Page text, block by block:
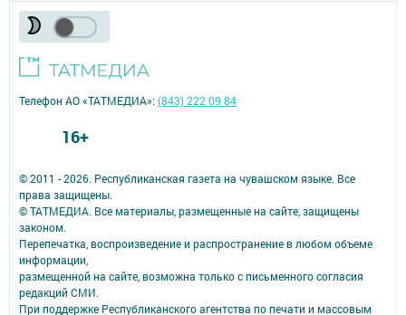
© 2011 - 2026. Республиканская газета на чувашском языке. Все
права защищены.
© ТАТМЕДИА. Все материалы, размещенные на сайте, защищены
законом.
Перепечатка, воспроизведение и распространение в любом объеме
информации,
размещенной на сайте, возможна только с письменного согласия
редакций СМИ.
При поддержке Республиканского агентства по печати и массовым
Телефон АО «ТАТМЕДИА»:(843) 222 09 84
16+